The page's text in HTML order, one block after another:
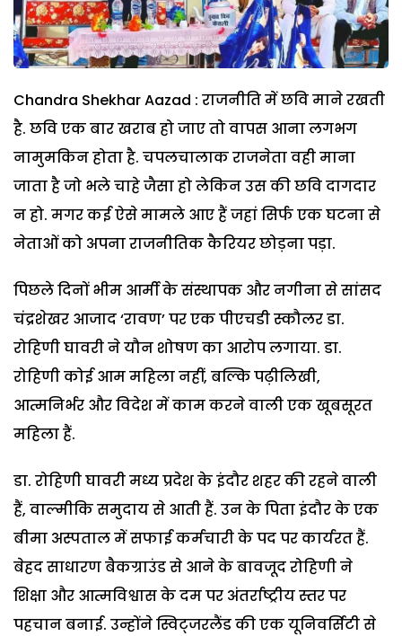
Chandra Shekhar Aazad : राजनीति में छवि माने रखती
है. छवि एक बार खराब हो जाए तो वापस आना लगभग
नामुमकिन होता है. चपलचालाक राजनेता वही माना
जाता है जो भले चाहे जैसा हो लेकिन उस की छवि दागदार
न हो. मगर कई ऐसे मामले आए हैं जहां सिर्फ एक घटना से
नेताओं को अपना राजनीतिक कैरियर छोड़ना पड़ा.
पिछले दिनों भीम आर्मी के संस्थापक और नगीना से सांसद
चंद्रशेखर आजाद ‘रावण’ पर एक पीएचडी स्कौलर डा.
रोहिणी घावरी ने यौन शोषण का आरोप लगाया. डा.
रोहिणी कोई आम महिला नहीं, बल्कि पढ़ीलिखी,
आत्मनिर्भर और विदेश में काम करने वाली एक खूबसूरत
महिला हैं.
डा. रोहिणी घावरी मध्य प्रदेश के इंदौर शहर की रहने वाली
हैं, वाल्मीकि समुदाय से आती हैं. उन के पिता इंदौर के एक
बीमा अस्पताल में सफाई कर्मचारी के पद पर कार्यरत हैं.
बेहद साधारण बैकग्राउंड से आने के बावजूद रोहिणी ने
शिक्षा और आत्मविश्वास के दम पर अंतर्राष्ट्रीय स्तर पर
पहचान बनाई. उन्होंने स्विट्जरलैंड की एक यूनिवर्सिटी से